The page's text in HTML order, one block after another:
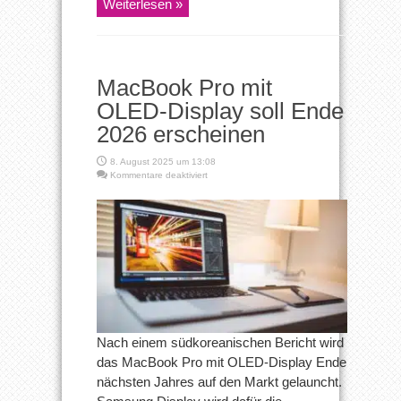
Weiterlesen »
MacBook Pro mit
OLED-Display soll Ende
2026 erscheinen
8. August 2025 um 13:08
Kommentare deaktiviertfür
Pro
mit
OLED-
Display
soll
Ende
2026
erscheinen
Nach einem südkoreanischen Bericht wird
das MacBook Pro mit OLED-Display Ende
nächsten Jahres auf den Markt gelauncht.